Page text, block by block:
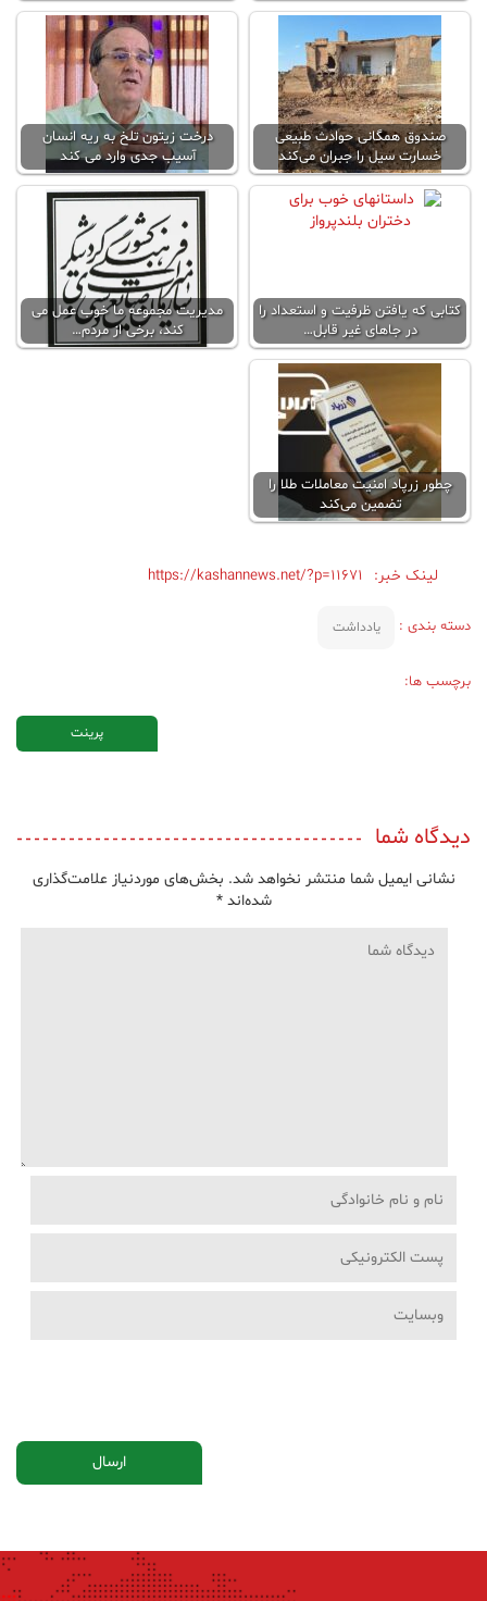
صندوق همگانی حوادث طبیعی
خسارت سیل را جبران می‌کند
درخت زیتون تلخ به ریه انسان
آسیب جدی وارد می کند
کتابی که یافتن ظرفیت و استعداد را
در جا‌های غیر قابل…
مدیریت مجموعه ما خوب عمل می
کند، برخی از مردم…
چطور زرپاد امنیت معاملات طلا را
تضمین می‌کند
لینک خبر: https://kashannews.net/?p=11671
دسته بندی : یادداشت
برچسب ها:
پرینت
دیدگاه شما
نشانی ایمیل شما منتشر نخواهد شد. بخش‌های موردنیاز علامت‌گذاری
شده‌اند*